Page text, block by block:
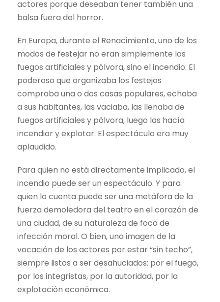
actores porque deseaban tener también una
balsa fuera del horror.
En Europa, durante el Renacimiento, uno de los
modos de festejar no eran simplemente los
fuegos artificiales y pólvora, sino el incendio. El
poderoso que organizaba los festejos
compraba una o dos casas populares, echaba
a sus habitantes, las vaciaba, las llenaba de
fuegos artificiales y pólvora, luego las hacía
incendiar y explotar. El espectáculo era muy
aplaudido.
Para quien no está directamente implicado, el
incendio puede ser un espectáculo. Y para
quien lo cuenta puede ser una metáfora de la
fuerza demoledora del teatro en el corazón de
una ciudad, de su naturaleza de foco de
infección moral. O bien, una imagen de la
vocación de los actores por estar “sin techo”,
siempre listos a ser desahuciados: por el fuego,
por los integristas, por la autoridad, por la
explotación económica.